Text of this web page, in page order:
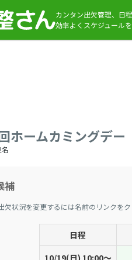
カンタン出欠管理、日
効率よくスケジュールを
ホームカミングデー
補
欠状況を変更するには名前のリンクをク
日程
10/19(日) 10:00〜